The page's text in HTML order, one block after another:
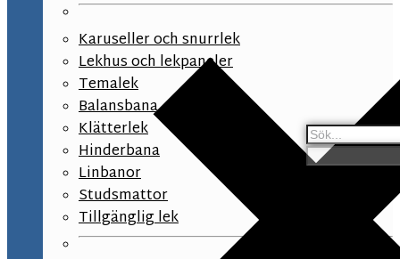
Karuseller och snurrlek
Lekhus och lekpaneler
Temalek
Balansbana
Klätterlek
Hinderbana
Linbanor
Studsmattor
Tillgänglig lek